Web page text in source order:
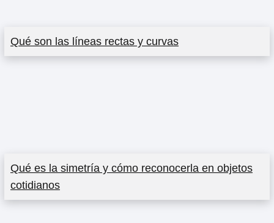
Qué son las líneas rectas y curvas
Qué es la simetría y cómo reconocerla en objetos
cotidianos